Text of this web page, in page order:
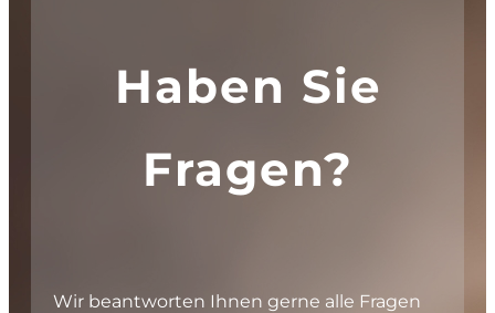
Haben Sie
Fragen?
Wir beantworten Ihnen gerne alle Fragen